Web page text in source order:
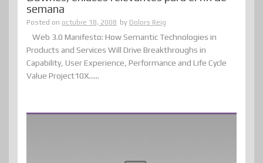
semana
Posted on octubre 18, 2008 by Dolors Reig
Web 3.0 Manifesto: How Semantic Technologies in
Products and Services Will Drive Breakthroughs in
Capability, User Experience, Performance and Life Cycle
Value Project10X......